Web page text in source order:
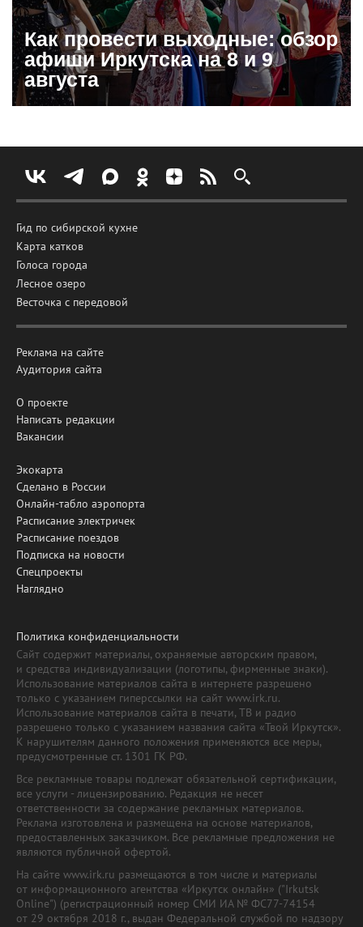
Как провести выходные: обзор
афиши Иркутска на 8 и 9
августа
Гид по сибирской кухне
Карта катков
Голоса города
Лесное озеро
Весточка с передовой
Реклама на сайте
Аудитория сайта
О проекте
Написать редакции
Вакансии
Экокарта
Сделано в России
Онлайн-табло аэропорта
Расписание электричек
Расписание поездов
Подписка на новости
Спецпроекты
Наглядно
Политика конфиденциальности
Сайт содержит материалы, охраняемые авторским правом,
и средства индивидуализации (логотипы, фирменные знаки).
Использование материалов сайта в интернете разрешено
только с указанием гиперссылки на сайт www.irk.ru.
Использование материалов сайта в печати, ТВ и радио
разрешено только с указанием названия сайта «Твой Иркутск».
К нарушителям данного положения применяются все меры,
предусмотренные ст. 1301 ГК РФ.
Все рекламные товары подлежат обязательной сертификации,
все услуги - лицензированию. Редакция не несет
ответственности за содержание рекламных материалов.
Реклама изготовлена и размещена на основе материалов,
предоставленных заказчиком. Все рекламные предложения не
являются публичной офертой.
На сайте www.irk.ru размещаются в том числе и материалы
от информационного агентства «Иркутск онлайн» ("Irkutsk
Online") (регистрационный номер СМИ ИА № ФС77-74154
от 29 октября 2018 г., выдан Федеральной службой по надзору